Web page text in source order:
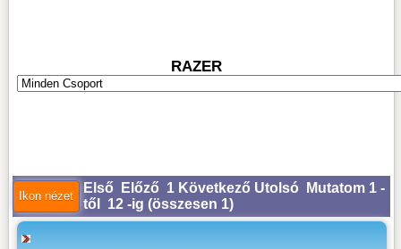
RAZER
Első Előző 1 Következő Utolsó Mutatom 1 -
től 12 -ig (összesen 1)